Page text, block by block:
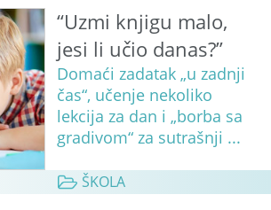
“Uzmi knjigu malo,
jesi li učio danas?”
Domaći zadatak „u zadnji
čas“, učenje nekoliko
lekcija za dan i „borba sa
gradivom“ za sutrašnji ...
ŠKOLA